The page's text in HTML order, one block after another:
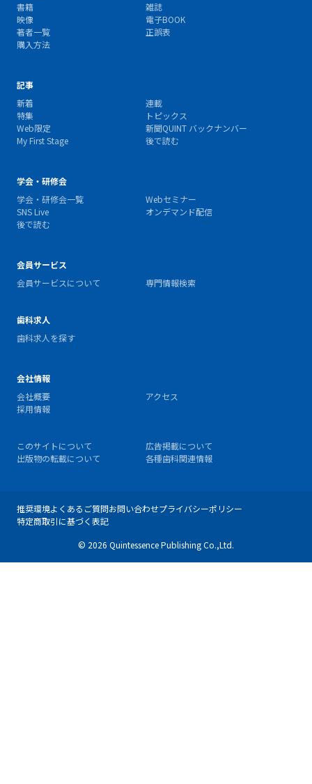
書籍
雑誌
映像
電子BOOK
著者一覧
正誤表
購入方法
記事
新着
連載
特集
トピックス
Web限定
新聞QUINT バックナンバー
My First Stage
後で読む
学会・研修会
学会・研修会一覧
Webセミナー
SNS Live
オンデマンド配信
後で読む
会員サービス
会員サービスについて
専門情報検索
歯科求人
歯科求人を探す
会社情報
会社概要
アクセス
採用情報
このサイトについて
広告掲載について
出版物の転載について
各種歯科関連情報
推奨環境よくあるご質問お問い合わせプライバシーポリシー
特定商取引に基づく表記
© 2026 Quintessence Publishing Co.,Ltd.